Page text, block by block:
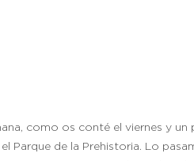
como os conté el viernes y
Parque de la Prehistoria. Lo